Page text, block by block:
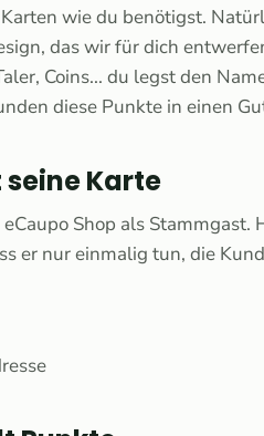
wie du benötigst.
das wir für dich
Coins... du legst den
diese Punkte in einen
Karte
Shop als Stammgast.
er nur einmalig tun, die